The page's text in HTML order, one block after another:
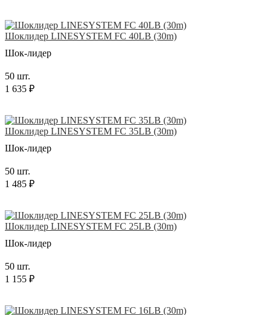
Шоклидер LINESYSTEM FC 40LB (30m)
Шок-лидер
50 шт.
1 635 ₽
Шоклидер LINESYSTEM FC 35LB (30m)
Шок-лидер
50 шт.
1 485 ₽
Шоклидер LINESYSTEM FC 25LB (30m)
Шок-лидер
50 шт.
1 155 ₽